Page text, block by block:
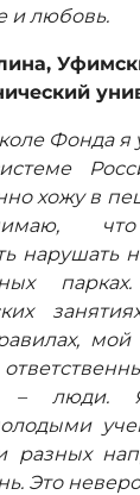
и любовь.
Фонда я
хожу в
нарушать
– люди.
разных
Это